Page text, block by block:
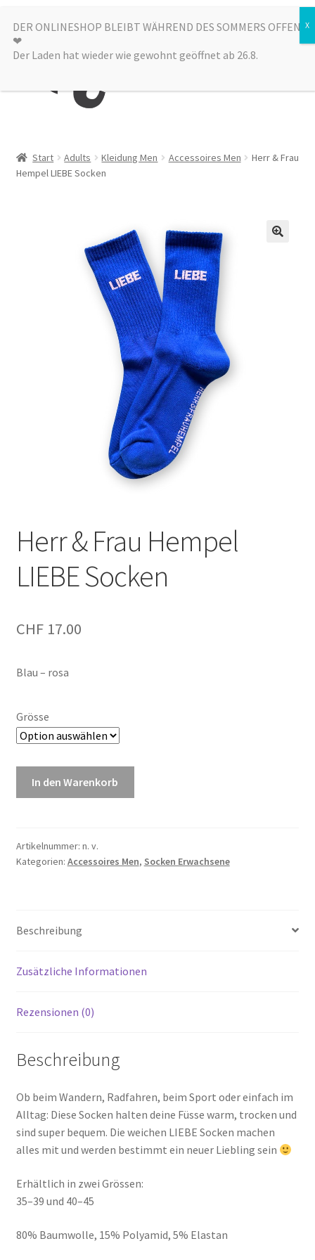
Zur
Navigation
springen
Zum
Inhalt
springen
Menü
Alle Produkte
Start Adults Kleidung Men Accessoires Men
Herr & Frau
Hempel LIEBE Socken
Herr & Frau Hempel
LIEBE Socken
CHF17.00
Blau – rosa
Grösse
LIEBE
Socken
In den Warenkorb
Artikelnummer: n. v.
Kategorien: Accessoires Men, Socken Erwachsene
Beschreibung
Zusätzliche Informationen
Rezensionen (0)
Beschreibung
Ob beim Wandern, Radfahren, beim Sport oder einfach im
Alltag: Diese Socken halten deine Füsse warm, trocken und
sind super bequem. Die weichen LIEBE Socken machen
alles mit und werden bestimmt ein neuer Liebling sein
Erhältlich in zwei Grössen:
35–39 und 40–45
80% Baumwolle, 15% Polyamid, 5% Elastan
DER ONLINESHOP BLEIBT WÄHREND DES SOMMERS OFFEN
❤︎
Der Laden hat wieder wie gewohnt geöffnet ab 26.8.